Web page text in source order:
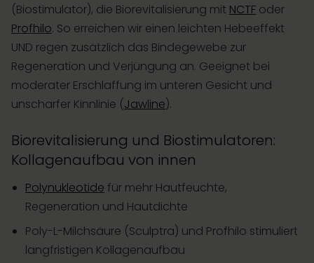
(Biostimulator), die Biorevitalisierung mit NCTF oder
Profhilo. So erreichen wir einen leichten Hebeeffekt
UND regen zusätzlich das Bindegewebe zur
Regeneration und Verjüngung an. Geeignet bei
moderater Erschlaffung im unteren Gesicht und
unscharfer Kinnlinie (Jawline).
Biorevitalisierung und Biostimulatoren:
Kollagenaufbau von innen
Polynukleotide für mehr Hautfeuchte,
Regeneration und Hautdichte
Poly-L-Milchsäure (Sculptra) und Profhilo stimuliert
langfristigen Kollagenaufbau